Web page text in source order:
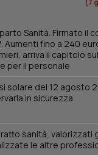
[7
Sanità. Firmato il
Aumenti fino a 240
arriva il capitolo
per il personale
solare del 12 agosto
in sicurezza
sanità, valorizzati
le altre